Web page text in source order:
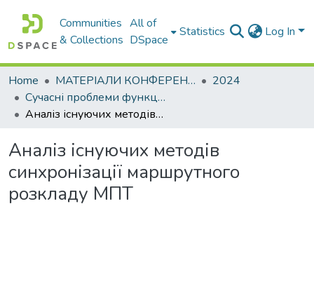
Communities
& Collections
All of
DSpace
Statistics Log In
Home МАТЕРІАЛИ КОНФЕРЕНЦІЙ
2024
Сучасні проблеми функціонування логістичних систем. Сталий розвиток транспортних систем: наука і практика
Аналіз існуючих методів синхронізації маршрутного розкладу МПТ
Аналіз існуючих методів
синхронізації маршрутного
розкладу МПТ